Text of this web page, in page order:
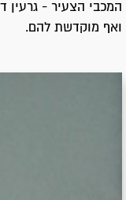
ואף מוקדשת להם.